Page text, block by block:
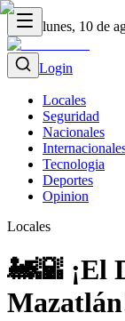
lunes, 10 de
Login
Locales
Seguridad
Nacionales
Tecnologia
Deportes
Opinion
Locales
🚂🌇 ¡El